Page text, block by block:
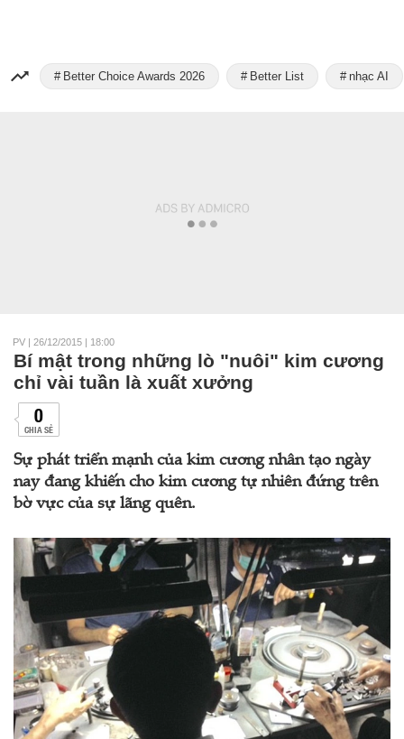
Better Choice Awards 2026 Better List nhạc AI
PV | 26/12/2015 | 18:00
Bí mật trong những lò "nuôi" kim cương
chỉ vài tuần là xuất xưởng
0
CHIA SẺ
Sự phát triển mạnh của kim cương nhân tạo ngày
nay đang khiến cho kim cương tự nhiên đứng trên
bờ vực của sự lãng quên.